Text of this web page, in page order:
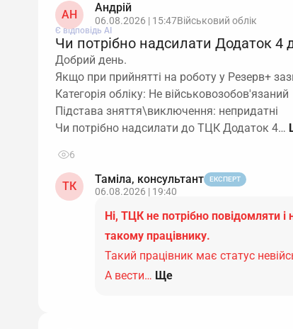
АН
Андрій
06.08.2026 | 15:47Військовий облік
Є відповідь АІ
Чи потрібно надсилати Додаток 4
Добрий день.
Якщо при прийнятті на роботу у Резерв+
Категорія обліку: Не військовозобов'язаний
Підстава зняття\виключення: непридатні
Чи потрібно надсилати до ТЦК Додаток 4…
6
ТК
Таміла, консультант ЕКСПЕРТ
06.08.2026 | 19:40
Ні, ТЦК не потрібно повідомляти і
такому працівнику.
Такий працівник має статус
А вести… Ще